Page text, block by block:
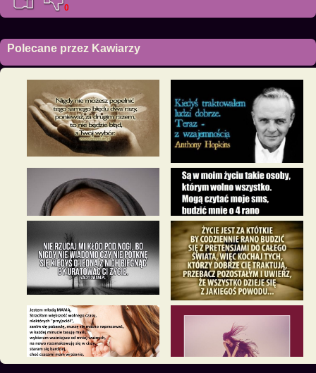
0
Polecane przez Kawiarzy